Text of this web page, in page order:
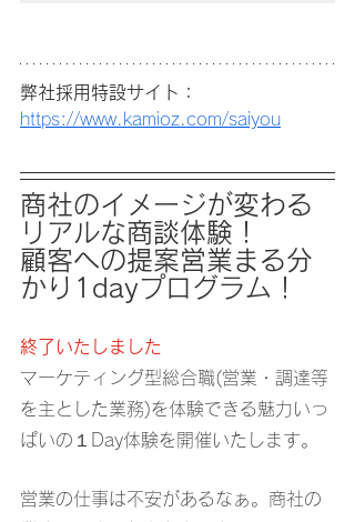
弊社採用特設サイト：
https://www.kamioz.com/saiyou
商社のイメージが変わる
リアルな商談体験！
顧客への提案営業まる分
かり1dayプログラム！
終了いたしました
マーケティング型総合職(営業・調達等
を主とした業務)を体験できる魅力いっ
ぱいの１Day体験を開催いたします。
営業の仕事は不安があるなぁ。商社の